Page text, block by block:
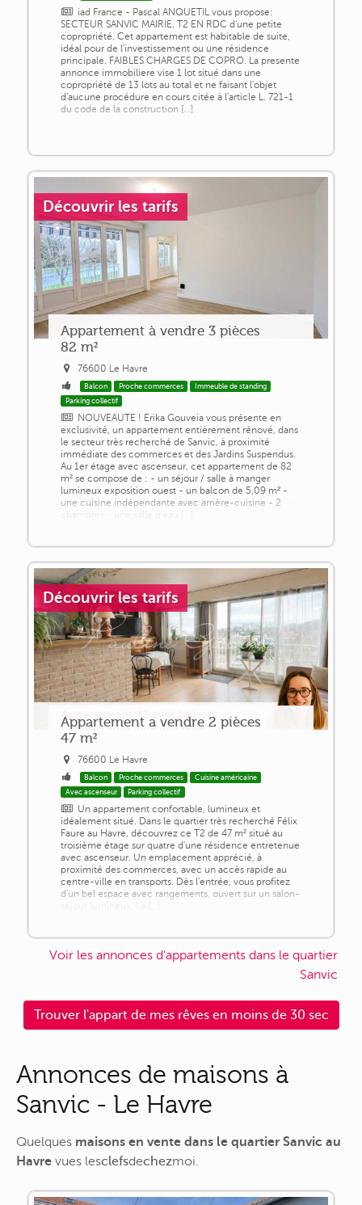
iad France - Pascal ANQUETIL vous propose:
SECTEUR SANVIC MAIRIE, T2 EN RDC d'une petite
copropriété. Cet appartement est habitable de suite,
idéal pour de l'investissement ou une résidence
principale. FAIBLES CHARGES DE COPRO. La presente
annonce immobiliere vise 1 lot situé dans une
copropriété de 13 lots au total et ne faisant l'objet
d'aucune procédure en cours citée à l'article L. 721-1
du code de la construction [...]
Découvrir les tarifs
Appartement à vendre 3 pièces
82 m²
76600 Le Havre
Balcon Proche commerces
Immeuble de standing
Parking collectif
NOUVEAUTE ! Erika Gouveia vous présente en
exclusivité, un appartement entièrement rénové, dans
le secteur très recherché de Sanvic, à proximité
immédiate des commerces et des Jardins Suspendus.
Au 1er étage avec ascenseur, cet appartement de 82
m² se compose de : - un séjour / salle à manger
lumineux exposition ouest - un balcon de 5,09 m² -
une cuisine indépendante avec arrière-cuisine - 2
chambres - une salle d'eau [...]
Découvrir les tarifs
Appartement a vendre 2 pièces
47 m²
76600 Le Havre
Balcon Proche commerces
Cuisine américaine
Avec ascenseur
Parking collectif
Un appartement confortable, lumineux et
idéalement situé. Dans le quartier très recherché Félix
Faure au Havre, découvrez ce T2 de 47 m² situé au
troisième étage sur quatre d'une résidence entretenue
avec ascenseur. Un emplacement apprécié, à
proximité des commerces, avec un accès rapide au
centre-ville en transports. Dès l'entrée, vous profitez
d'un bel espace avec rangements, ouvert sur un salon-
séjour lumineux. La [...]
Voir les annonces d'appartements dans le quartier
Sanvic
Trouver l'appart de mes rêves en moins de 30 sec
Annonces de maisons à
Sanvic - Le Havre
Quelques maisons en vente dans le quartier Sanvic au
Havre vues lesclefsdechezmoi.